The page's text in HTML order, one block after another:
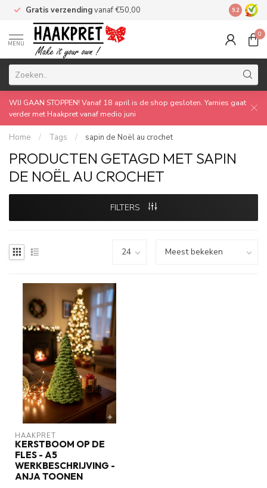
Gratis verzendingvanaf €50,00 Made by
9.2
MENU
0
WIJ GAAN STOPPEN! Vanaf 18 april is de shop gesloten. Yarnies gaat
verder met Haakpret vanaf medio juni
Home / Tags / sapin de Noël au crochet
PRODUCTEN GETAGD MET SAPIN
DE NOËL AU CROCHET
FILTERS
HAAKPRET
KERSTBOOM OP DE
FLES - A5
WERKBESCHRIJVING -
ANJA TOONEN